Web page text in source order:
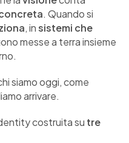
. Quando si
, insistemi che
messe a terra insieme
siamo oggi, come
arrivare.
costruita su tre